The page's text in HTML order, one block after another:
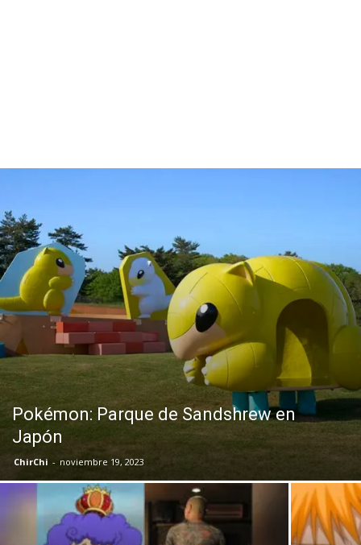
Pokémon: Parque de Sandshrew en
Japón
ChirChi - noviembre 19, 2023